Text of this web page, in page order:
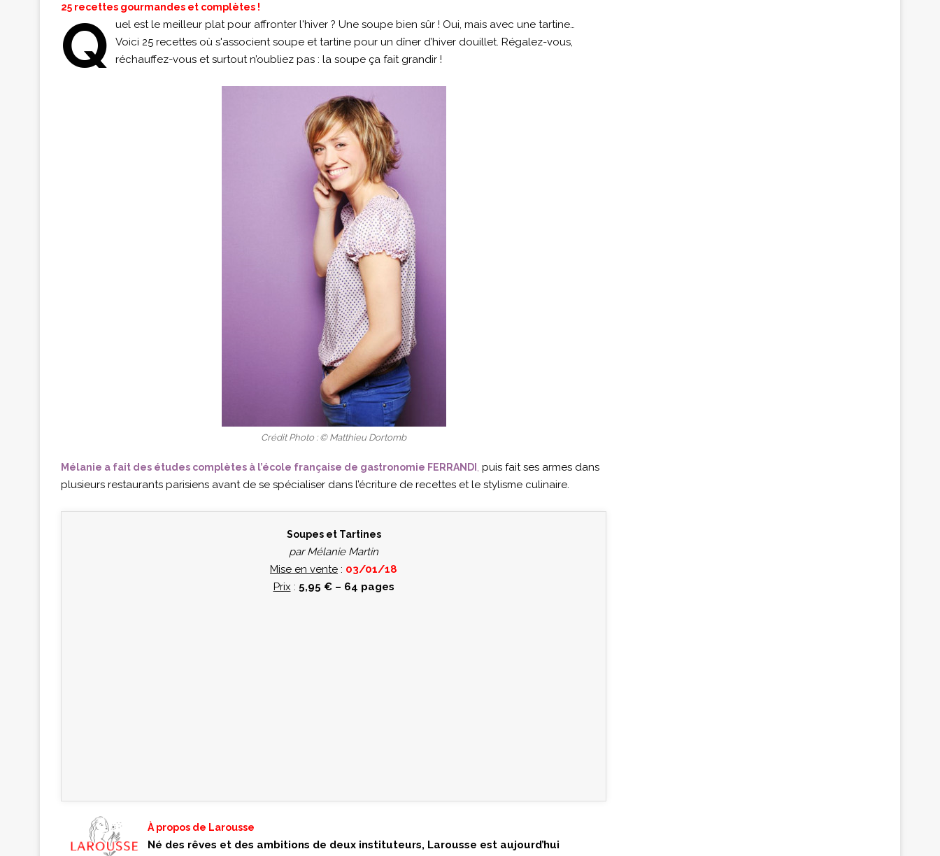
25 recettes gourmandes et complètes !
Q
uel est le meilleur plat pour affronter l'hiver ? Une soupe bien sûr ! Oui, mais avec une tartine…
Voici 25 recettes où s'associent soupe et tartine pour un dîner d’hiver douillet. Régalez-vous,
réchauffez-vous et surtout n’oubliez pas : la soupe ça fait grandir !
Crédit Photo : © Matthieu Dortomb
Mélanie a fait des études complètes à l’école française de gastronomie FERRANDI , puis fait ses armes dans
plusieurs restaurants parisiens avant de se spécialiser dans l’écriture de recettes et le stylisme culinaire.
Soupes et Tartines
par Mélanie Martin
Mise en vente : 03/01/18
Prix : 5,95 € – 64 pages
À propos de Larousse
Né des rêves et des ambitions de deux instituteurs, Larousse est aujourd’hui